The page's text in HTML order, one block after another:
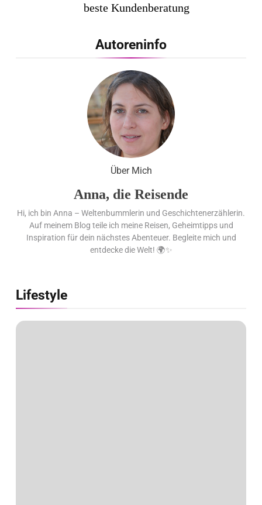
beste Kundenberatung
Studie sieht LCC zum siebten
Mal in Folge vorn
Cool down am Hintertuxer
Gletscher
Ägypten erleben mit Builder
Travel: sicher, persönlich und gut
begleitet
Autoreninfo
Über Mich
Anna, die Reisende
Hi, ich bin Anna – Weltenbummlerin und Geschichtenerzählerin.
Auf meinem Blog teile ich meine Reisen, Geheimtipps und
Inspiration für dein nächstes Abenteuer. Begleite mich und
entdecke die Welt! 🌍✨
Lifestyle